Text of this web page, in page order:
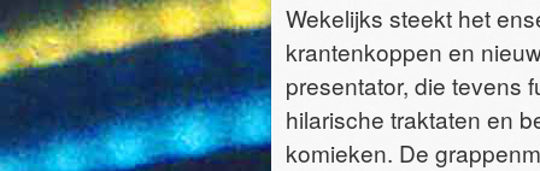
Wekelijks steekt het
krantenkoppen en
presentator, die tevens
hilarische traktaten en
komieken. De